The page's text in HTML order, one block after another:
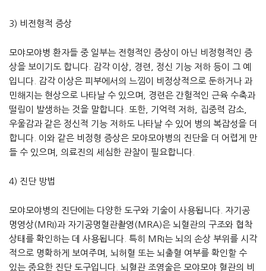
3) 비전형적 증상
모야모야병 환자들 중 일부는 전형적인 증상이 아닌 비정형적인 증
상을 보이기도 합니다. 감각 이상, 경련, 정신 기능 저하 등이 그 예
입니다. 감각 이상은 피부에서의 느낌이 비정상적으로 둔하거나 과
민해지는 현상으로 나타날 수 있으며, 경련은 간헐적인 근육 수축과
떨림이 발생하는 것을 말합니다. 또한, 기억력 저하, 집중력 감소,
우울감과 같은 정신적 기능 저하도 나타날 수 있어 병의 복잡성을 더
합니다. 이와 같은 비정형 증상은 모야모야병의 진단을 더 어렵게 만
들 수 있으며, 의료진의 세심한 관찰이 필요합니다.
4) 진단 방법
모야모야병의 진단에는 다양한 도구와 기술이 사용됩니다. 자기공
명영상(MRI)과 자기공명혈관촬영(MRA)은 뇌혈관의 구조와 협착
상태를 확인하는 데 사용됩니다. 특히 MRI는 뇌의 손상 부위를 시각
적으로 명확하게 보여주며, 뇌허혈 또는 뇌출혈 여부를 확인할 수
있는 중요한 진단 도구입니다. 뇌혈관 조영술은 모야모야 혈관의 비